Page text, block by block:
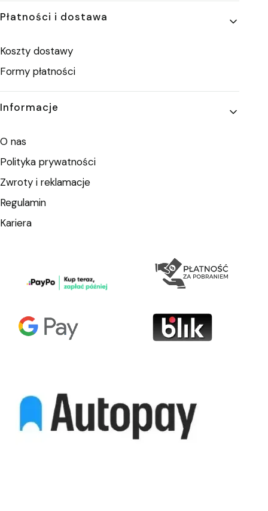
Płatności i dostawa
Koszty dostawy
Formy płatności
Informacje
O nas
Polityka prywatności
Zwroty i reklamacje
Regulamin
Kariera